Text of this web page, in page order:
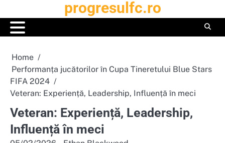
to
content
progresulfc.ro
Home
Performanța jucătorilor în Cupa Tineretului Blue Stars
FIFA 2024
Veteran: Experiență, Leadership, Influență în meci
Veteran: Experiență, Leadership,
Influență în meci